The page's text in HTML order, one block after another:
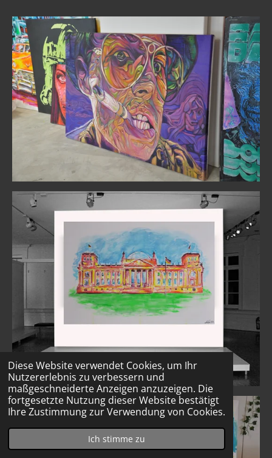
Diese Website verwendet Cookies, um Ihr
Nutzererlebnis zu verbessern und
maßgeschneiderte Anzeigen anzuzeigen. Die
fortgesetzte Nutzung dieser Website bestätigt
Ihre Zustimmung zur Verwendung von Cookies.
Ich stimme zu